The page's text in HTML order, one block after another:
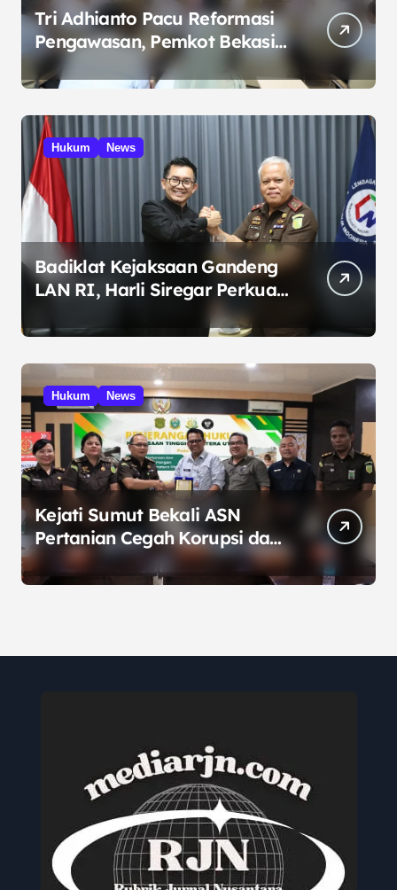
Tri Adhianto Pacu Reformasi
Pengawasan, Pemkot Bekasi
Targetkan Skor MCSP KPK
Naik
Hukum News
Badiklat Kejaksaan Gandeng
LAN RI, Harli Siregar Perkuat
SDM Penegak Hukum
Hukum News
Kejati Sumut Bekali ASN
Pertanian Cegah Korupsi dan
Bijak Bermedia Sosial